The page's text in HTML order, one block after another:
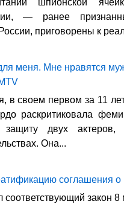
— ранее
приговорены к
меня. Мне нравятся
в своем первом за 11
раскритиковала
защиту двух
Она...
соглашения
закон 8